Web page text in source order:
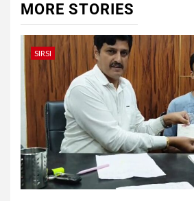
MORE STORIES
SIRSI